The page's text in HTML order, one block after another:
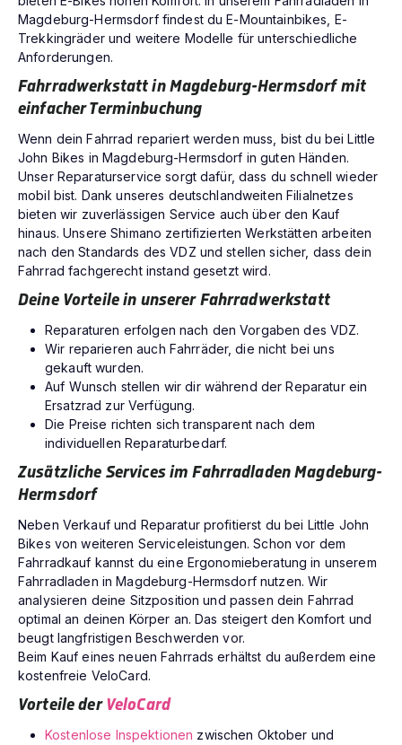
Magdeburg-Hermsdorf findest du E-Mountainbikes, E-
Trekkingräder und weitere Modelle für unterschiedliche
Anforderungen.
Fahrradwerkstatt in Magdeburg-Hermsdorf mit
einfacher Terminbuchung
Wenn dein Fahrrad repariert werden muss, bist du bei Little
John Bikes in Magdeburg-Hermsdorf in guten Händen.
Unser Reparaturservice sorgt dafür, dass du schnell wieder
mobil bist. Dank unseres deutschlandweiten Filialnetzes
bieten wir zuverlässigen Service auch über den Kauf
hinaus. Unsere Shimano zertifizierten Werkstätten arbeiten
nach den Standards des VDZ und stellen sicher, dass dein
Fahrrad fachgerecht instand gesetzt wird.
Deine Vorteile in unserer Fahrradwerkstatt
Reparaturen erfolgen nach den Vorgaben des VDZ.
Wir reparieren auch Fahrräder, die nicht bei uns
gekauft wurden.
Auf Wunsch stellen wir dir während der Reparatur ein
Ersatzrad zur Verfügung.
Die Preise richten sich transparent nach dem
individuellen Reparaturbedarf.
Zusätzliche Services im Fahrradladen Magdeburg-
Hermsdorf
Neben Verkauf und Reparatur profitierst du bei Little John
Bikes von weiteren Serviceleistungen. Schon vor dem
Fahrradkauf kannst du eine Ergonomieberatung in unserem
Fahrradladen in Magdeburg-Hermsdorf nutzen. Wir
analysieren deine Sitzposition und passen dein Fahrrad
optimal an deinen Körper an. Das steigert den Komfort und
beugt langfristigen Beschwerden vor.
Beim Kauf eines neuen Fahrrads erhältst du außerdem eine
kostenfreie VeloCard.
Vorteile derVeloCard
Kostenlose Inspektionen zwischen Oktober und